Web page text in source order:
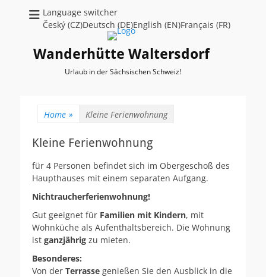
Language switcher
Český (CZ)Deutsch (DE)English (EN)Français (FR)
Wanderhütte Waltersdorf
Urlaub in der Sächsischen Schweiz!
Home » Kleine Ferienwohnung
Kleine Ferienwohnung
für 4 Personen befindet sich im Obergeschoß des
Haupthauses mit einem separaten Aufgang.
Nichtraucherferienwohnung!
Gut geeignet für Familien mit Kindern, mit
Wohnküche als Aufenthaltsbereich. Die Wohnung
ist ganzjährig zu mieten.
Besonderes:
Von der Terrasse genießen Sie den Ausblick in die